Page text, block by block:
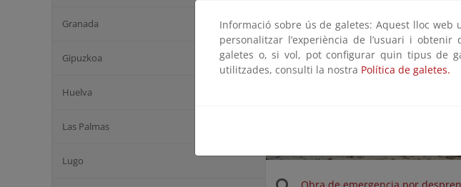
Granada
Gipuzkoa
Huelva
Las Palmas
Lugo
Obra de emergencia por
Informació sobre ús de galetes: Aquest lloc
personalitzar l’experiència de l’usuari i
galetes o, si vol, pot configurar quin tipus de
utilitzades, consulti la nostra Política de galetes.